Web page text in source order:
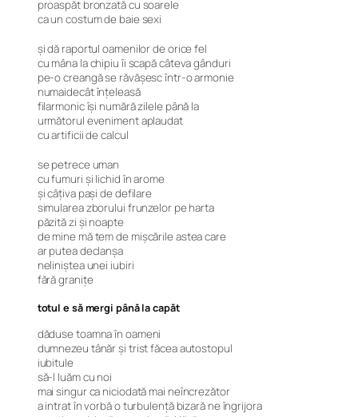
proaspăt bronzată cu soarele
ca un costum de baie sexi
şi dă raportul oamenilor de orice fel
cu mâna la chipiu îi scapă câteva gânduri
pe-o creangă se răvăşesc într-o armonie
numaidecât înţeleasă
filarmonic îşi numără zilele până la
următorul eveniment aplaudat
cu artificii de calcul
se petrece uman
cu fumuri şi lichid în arome
şi câţiva paşi de defilare
simularea zborului frunzelor pe harta
păzită zi şi noapte
de mine mă tem de mişcările astea care
ar putea declanşa
neliniştea unei iubiri
fără graniţe
totul e să mergi până la capăt
dăduse toamna în oameni
dumnezeu tânăr şi trist făcea autostopul
iubitule
să-l luăm cu noi
mai singur ca niciodată mai neîncrezător
a intrat în vorbă o turbulenţă bizară ne îngrijora